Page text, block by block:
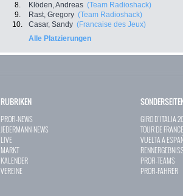
8.
Klöden, Andreas (Team Radioshack)
9.
Rast, Gregory (Team Radioshack)
10.
Casar, Sandy (Francaise des Jeux)
Alle Platzierungen
RUBRIKEN
PROFI-NEWS
JEDERMANN-NEWS
LIVE
MARKT
KALENDER
VEREINE
GIRO D`ITALIA
TOUR DE
VUELTA A
PROFI-TEAMS
PROFI-FAHRER